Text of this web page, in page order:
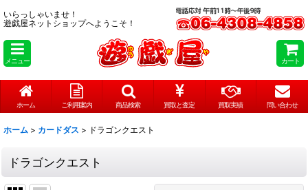
いらっしゃいませ！
遊戯屋ネットショップへようこそ！
メニュー カート
ホーム ご利用案内 商品検索 買取と査定 買取実績 問い合わせ
ホーム > カードダス > ドラゴンクエスト
ドラゴンクエスト